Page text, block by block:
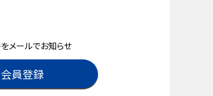
メールでお知らせ
会員登録